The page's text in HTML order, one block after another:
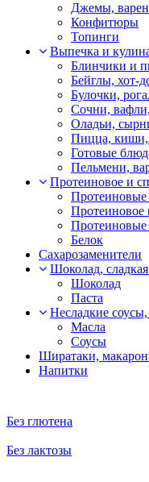
Джемы,
Конфитюры
Топинги
Выпечка и
Блинчики и
Бейглы, хот-
Булочки,
Сочни,
Оладьи,
Пицца, киши,
Готовые
Пельмени,
Протеиновое и
Протеиновые
Протеиновое
Протеиновые
Белок
Сахарозаменители
Шоколад, сладкая
Шоколад
Паста
Несладкие соусы,
Масла
Соусы
Ширатаки,
Напитки
Без глютена
Без лактозы